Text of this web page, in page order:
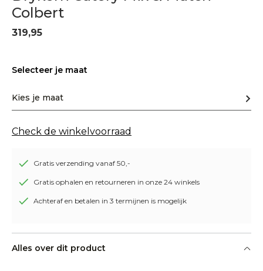
Colbert
319,95
Selecteer je maat
Kies je maat
Check de winkelvoorraad
Gratis verzending vanaf 50,-
Gratis ophalen en retourneren in onze 24 winkels
Achteraf en betalen in 3 termijnen is mogelijk
Alles over dit product